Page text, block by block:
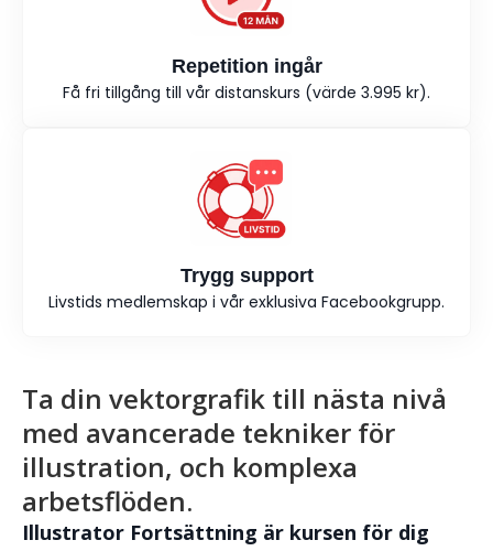
Repetition ingår
Få fri tillgång till vår distanskurs (värde 3.995 kr).
Trygg support
Livstids medlemskap i vår exklusiva Facebookgrupp.
Ta din vektorgrafik till nästa nivå
med avancerade tekniker för
illustration, och komplexa
arbetsflöden.
Illustrator Fortsättning är kursen för dig